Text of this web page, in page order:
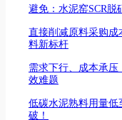
避免：水泥窑SCR脱
直接削减原料采购
料新标杆
需求下行、成本承
效难题
低碳水泥熟料用量低
破！